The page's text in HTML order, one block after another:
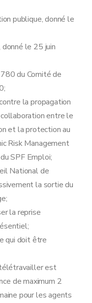
publique, donné le
le 25 juin
du Comité de
la propagation
entre le
et la protection au
Risk Management
SPF Emploi;
National de
la sortie du
la reprise
qui doit être
est
de maximum 2
pour les agents